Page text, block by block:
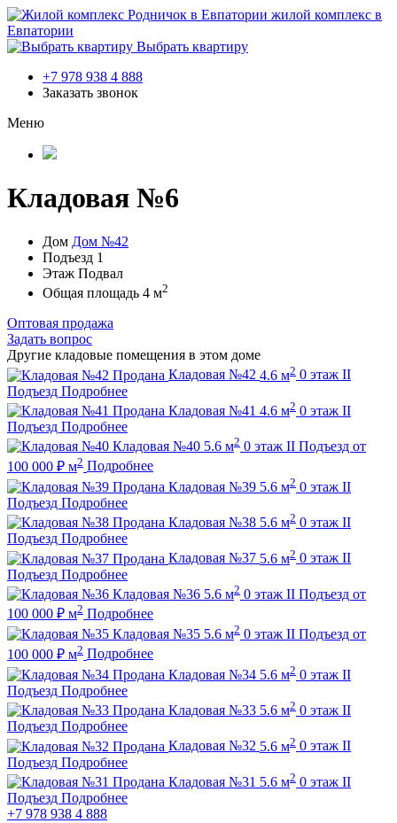
жилой комплекс в
Евпатории
Выбрать квартиру
+7 978 938 4 888
Заказать звонок
Меню
Кладовая №6
Дом Дом №42
Подъезд 1
Этаж Подвал
Общая площадь 4 м2
Оптовая продажа
Задать вопрос
Другие кладовые помещения в этом доме
Продана Кладовая №42 4.6 м2 0 этаж II
Подъезд Подробнее
Продана Кладовая №41 4.6 м2 0 этаж II
Подъезд Подробнее
Кладовая №40 5.6 м2 0 этаж II Подъезд от
100 000 ₽ м2 Подробнее
Продана Кладовая №39 5.6 м2 0 этаж II
Подъезд Подробнее
Продана Кладовая №38 5.6 м2 0 этаж II
Подъезд Подробнее
Продана Кладовая №37 5.6 м2 0 этаж II
Подъезд Подробнее
Кладовая №36 5.6 м2 0 этаж II Подъезд от
100 000 ₽ м2 Подробнее
Кладовая №35 5.6 м2 0 этаж II Подъезд от
100 000 ₽ м2 Подробнее
Продана Кладовая №34 5.6 м2 0 этаж II
Подъезд Подробнее
Продана Кладовая №33 5.6 м2 0 этаж II
Подъезд Подробнее
Продана Кладовая №32 5.6 м2 0 этаж II
Подъезд Подробнее
Продана Кладовая №31 5.6 м2 0 этаж II
Подъезд Подробнее
+7 978 938 4 888